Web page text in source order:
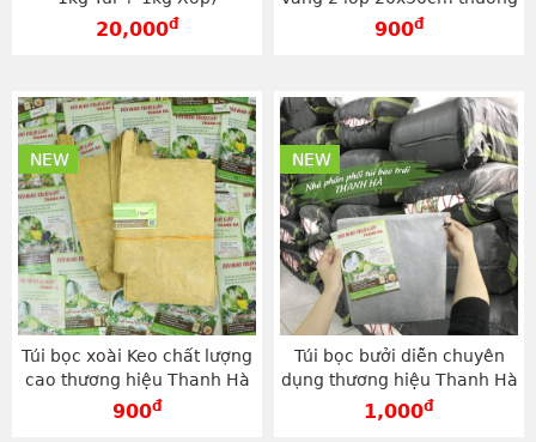
20,000đ
hiệu Thanh Hà - TG2030V
900đ
Túi bọc xoài Keo chất lượng
cao thương hiệu Thanh Hà
kích cỡ 20x30cm - TG2030V
900đ
NEW
Túi bọc bưởi diễn chuyên
dụng thương hiệu Thanh Hà
kích thước 25x30cm -
1,000đ
NEW